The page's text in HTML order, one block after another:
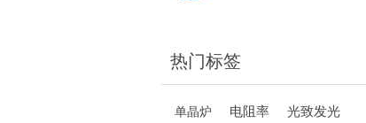
热门标签
单晶炉 电阻率
光致发光